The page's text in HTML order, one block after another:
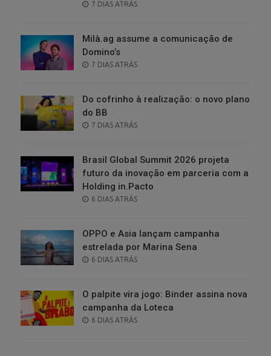
POSTED
7 DIAS ATRÁS
Milà.ag assume a comunicação de
Domino’s
POSTED
7 DIAS ATRÁS
Do cofrinho à realização: o novo plano
do BB
POSTED
7 DIAS ATRÁS
Brasil Global Summit 2026 projeta
futuro da inovação em parceria com a
Holding in.Pacto
POSTED
6 DIAS ATRÁS
OPPO e Asia lançam campanha
estrelada por Marina Sena
POSTED
6 DIAS ATRÁS
O palpite vira jogo: Binder assina nova
campanha da Loteca
POSTED
6 DIAS ATRÁS